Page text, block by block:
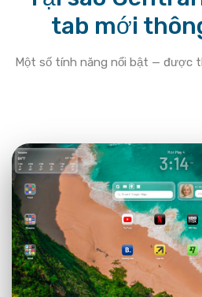
tab mới
Một số tính năng nổi bật — được